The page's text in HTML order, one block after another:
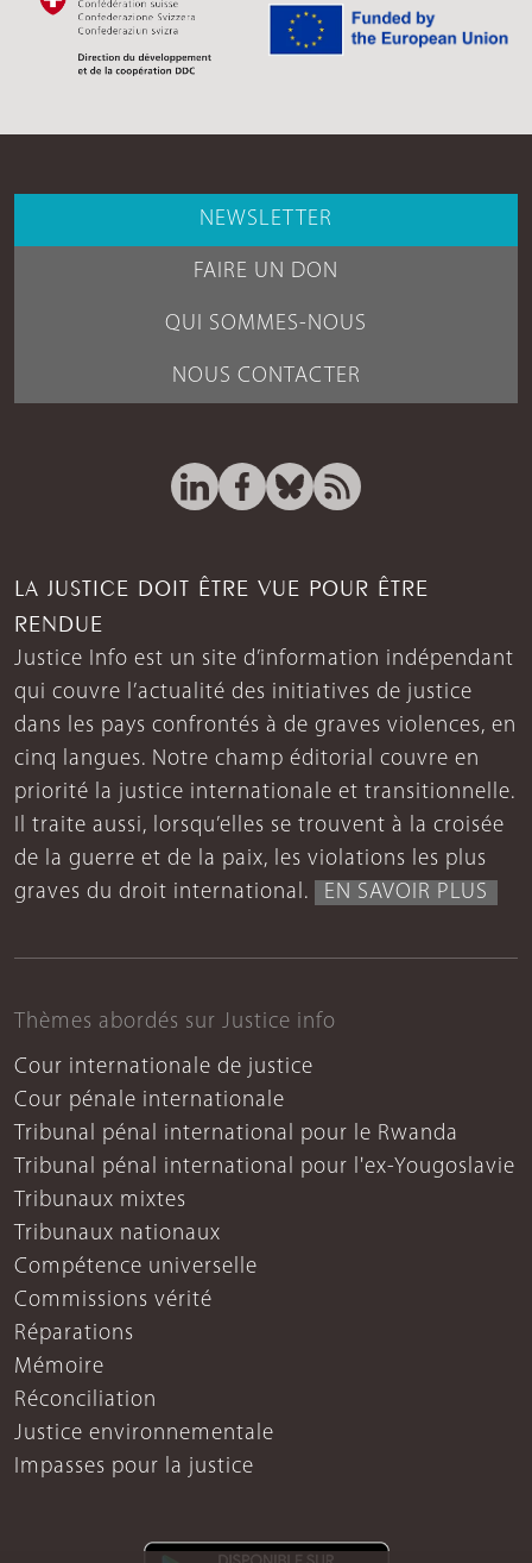
NEWSLETTER
FAIRE UN DON
QUI SOMMES-NOUS
NOUS CONTACTER
LA JUSTICE DOIT ÊTRE VUE POUR ÊTRE
RENDUE
Justice Info est un site d’information indépendant
qui couvre l’actualité des initiatives de justice
dans les pays confrontés à de graves violences, en
cinq langues. Notre champ éditorial couvre en
priorité la justice internationale et transitionnelle.
Il traite aussi, lorsqu’elles se trouvent à la croisée
de la guerre et de la paix, les violations les plus
graves du droit international.
EN SAVOIR PLUS
Thèmes abordés sur Justice info
Cour internationale de justice
Cour pénale internationale
Tribunal pénal international pour le Rwanda
Tribunal pénal international pour l'ex-Yougoslavie
Tribunaux mixtes
Tribunaux nationaux
Compétence universelle
Commissions vérité
Réparations
Mémoire
Réconciliation
Justice environnementale
Impasses pour la justice